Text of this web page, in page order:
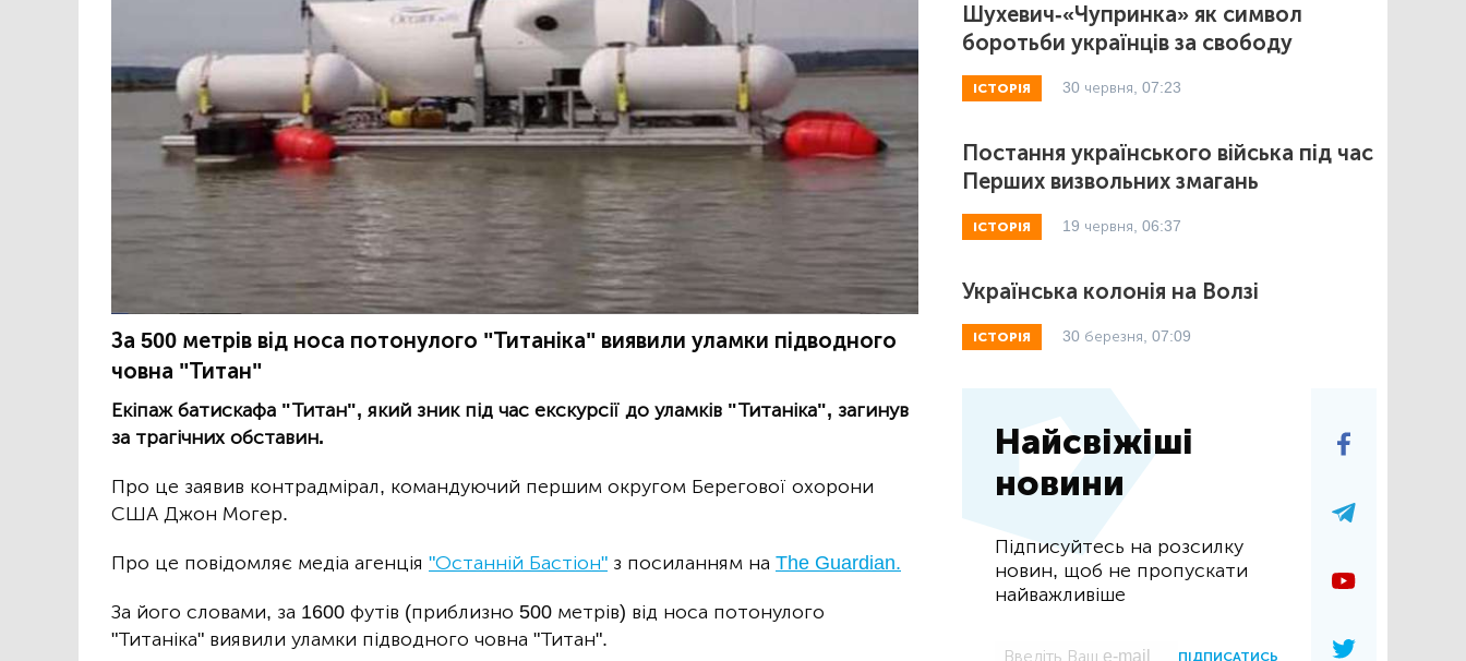
За 500 метрів від носа потонулого "Титаніка" виявили уламки підводного
човна "Титан"
Екіпаж батискафа "Титан", який зник під час екскурсії до уламків "Титаніка", загинув
за трагічних обставин.
Про це заявив контрадмірал, командуючий першим округом Берегової охорони
США Джон Могер.
Про це повідомляє медіа агенція "Останній Бастіон" з посиланням на The Guardian.
За його словами, за 1600 футів (приблизно 500 метрів) від носа потонулого
"Титаніка" виявили уламки підводного човна "Титан".
Шухевич-«Чупринка» як символ
боротьби українців за свободу
ІСТОРІЯ 30 червня, 07:23
Постання українського війська під час
Перших визвольних змагань
ІСТОРІЯ 19 червня, 06:37
Українська колонія на Волзі
ІСТОРІЯ 30 березня, 07:09
Найсвіжіші
новини
Підписуйтесь на розсилку
новин, щоб не пропускати
найважливіше
ПІДПИСАТИСЬ